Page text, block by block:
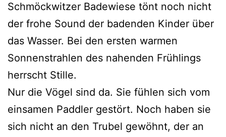
Schmöckwitzer Badewiese tönt noch nicht
der frohe Sound der badenden Kinder über
das Wasser. Bei den ersten warmen
Sonnenstrahlen des nahenden Frühlings
herrscht Stille.
Nur die Vögel sind da. Sie fühlen sich vom
einsamen Paddler gestört. Noch haben sie
sich nicht an den Trubel gewöhnt, der an